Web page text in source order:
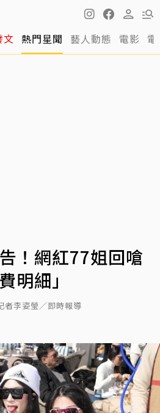
文 熱門星聞 藝人動態 電影
！網紅77姐回嗆
明細」
者李姿瑩／即時報導